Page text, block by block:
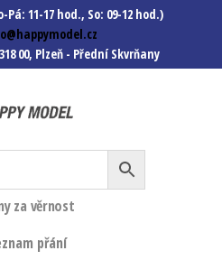
Pá: 11-17 hod., So: 09-12 hod.)
00, Plzeň - Přední Skvrňany
Modely autíček, modelová
železnice, mašinky, vagóny a
mnohem víc.
za věrnost
přání